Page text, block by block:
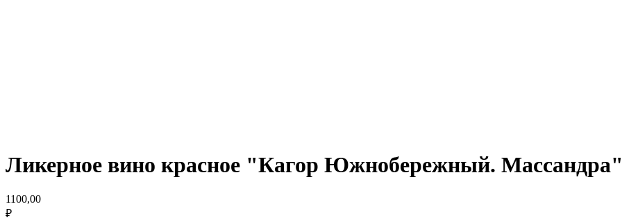
Ликерное вино красное "Кагор Южнобережный. Массандра"
1100,00
₽